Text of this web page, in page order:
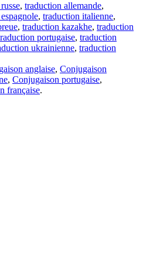
, traduction allemande,
, traduction italienne,
, traduction kazakhe, traduction
portugaise, traduction
ukrainienne, traduction
anglaise, Conjugaison
, Conjugaison portugaise,
française.